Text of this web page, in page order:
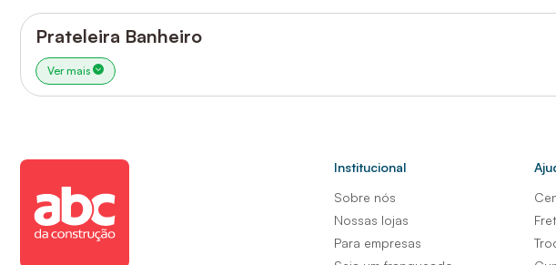
Prateleira Banheiro
Ver mais
Institucional
Sobre nós
Nossas lojas
Para empresas